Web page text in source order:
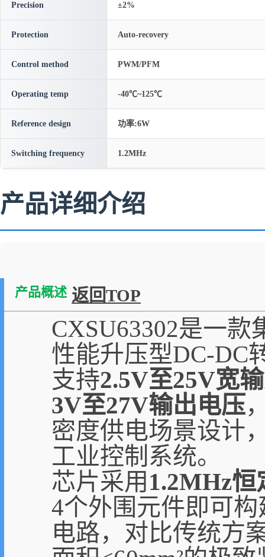
Precision ±2%
Protection Auto-recovery
Control method PWM/PFM
Operating temp -40℃~125℃
Reference design 功率:6W
Switching frequency 1.2MHz
产品详细介绍
产品概述 返回TOP
CXSU63302是一
性能升压型DC-DC
支持2.5V至25V宽
3V至27V输出电压
密度供电场景设计
工业控制系统。
芯片采用 1.2MHz恒
4个外围元件即可构
电路，对比传统方